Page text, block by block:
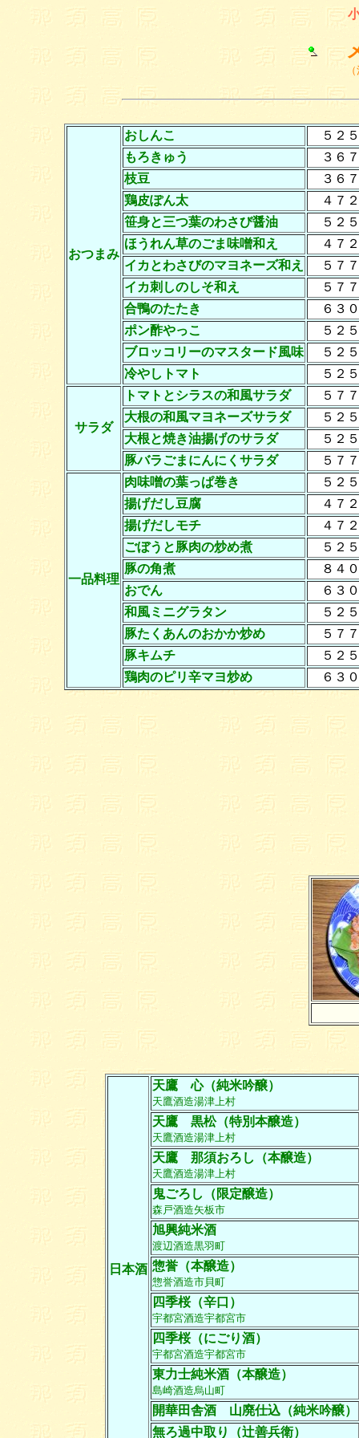
おつまみ
おしんこ
５２
もろきゅう
３６
枝豆
３６
鶏皮ぽん太
４７
笹身と三つ葉のわさび醤油
５２
ほうれん草のごま味噌和え
４７
イカとわさびのマヨネーズ和え
５７
イカ刺しのしそ和え
５７
合鴨のたたき
６３
ポン酢やっこ
５２
ブロッコリーのマスタード風味
５２
冷やしトマト
５２
サラダ
トマトとシラスの和風サラダ
５７
大根の和風マヨネーズサラダ
５２
大根と焼き油揚げのサラダ
５２
豚バラごまにんにくサラダ
５７
一品料理
肉味噌の葉っぱ巻き
５２
揚げだし豆腐
４７
揚げだしモチ
４７
ごぼうと豚肉の炒め煮
５２
豚の角煮
８４
おでん
６３
和風ミニグラタン
５２
豚たくあんのおかか炒め
５７
豚キムチ
５２
鶏肉のピリ辛マヨ炒め
６３
日本酒
天鷹 心（純米吟醸）
天鷹酒造湯津上村
天鷹 黒松（特別本醸造）
天鷹酒造湯津上村
天鷹 那須おろし（本醸造）
天鷹酒造湯津上村
鬼ごろし（限定醸造）
森戸酒造矢板市
旭興純米酒
渡辺酒造黒羽町
惣誉（本醸造）
惣誉酒造市貝町
四季桜（辛口）
宇都宮酒造宇都宮市
四季桜（にごり酒）
宇都宮酒造宇都宮市
東力士純米酒（本醸造）
島崎酒造烏山町
開華田舎酒 山廃仕込（純米吟醸）
無ろ過中取り（辻善兵衛）